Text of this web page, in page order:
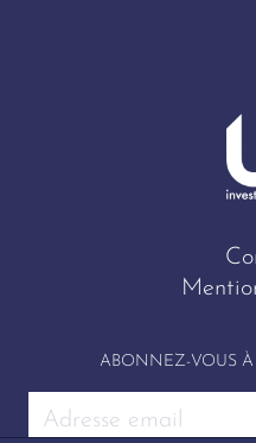
ABONNEZ-VOUS À